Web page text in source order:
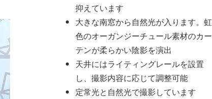
抑えています
大きな南窓から自然光が入ります。虹
色のオーガンジーチュール素材のカー
テンが柔らかい陰影を演出
天井にはライティングレールを設置
し、撮影内容に応じて調整可能
定常光と自然光で撮影しています